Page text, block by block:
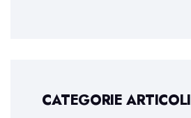
CATEGORIE ARTICOLI